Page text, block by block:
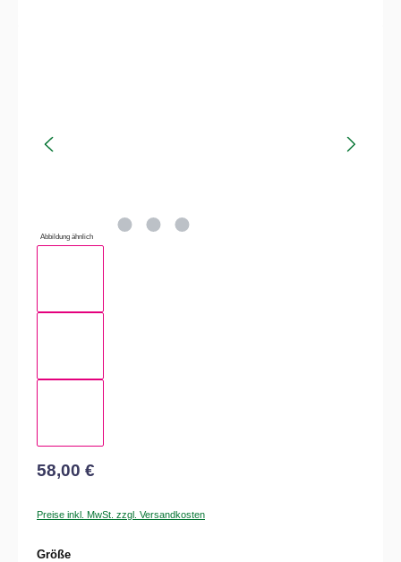
Abbildung ähnlich
58,00 €
Preise inkl. MwSt. zzgl. Versandkosten
Größeauswählen